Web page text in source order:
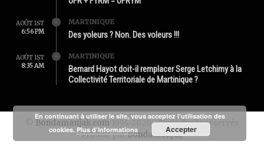
AOÛT 1ST
6:56 PM
MARTINIQUE
Des yoleurs ? Non. Des voleurs !!!
AOÛT 1ST
8:35 AM
MARTINIQUE
Bernard Hayot doit-il remplacer Serge Letchimy à la
Collectivité Territoriale de Martinique ?
Bondamanjak.com 1994-2020 - Tous droits réservés
Produit parBondamanjak
En continuant à utiliser le site, vous acceptez l’utilisation des
cookies. Plus d’informations Accepter